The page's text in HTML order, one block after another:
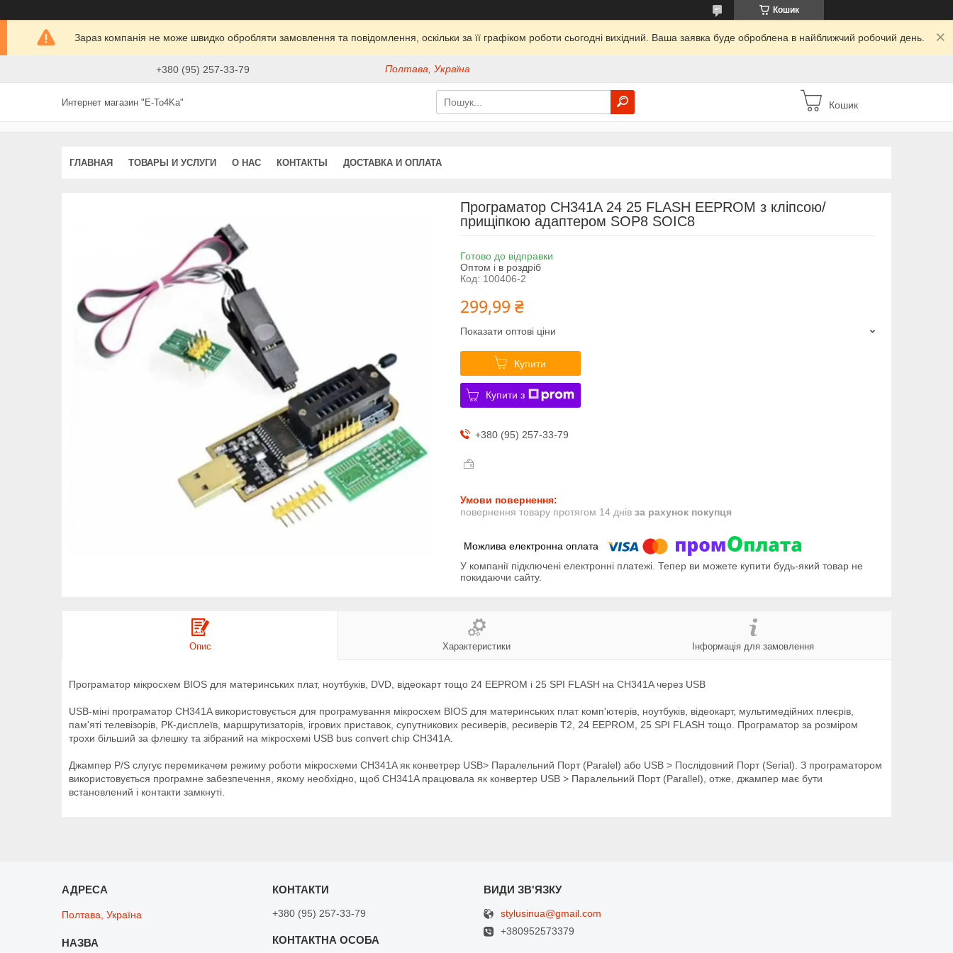
Кошик
Зараз компанія не може швидко обробляти замовлення та повідомлення, оскільки за її графіком роботи сьогодні вихідний. Ваша заявка буде оброблена в найближчий робочий день.
+380 (95) 257-33-79 Полтава, Україна
Интернет магазин "E-To4Ka" Кошик
ГЛАВНАЯ ТОВАРЫ И УСЛУГИ О НАС КОНТАКТЫ ДОСТАВКА И ОПЛАТА
Програматор CH341A 24 25 FLASH EEPROM з кліпсою/
прищіпкою адаптером SOP8 SOIC8
Готово до відправки
Оптом і в роздріб
Код: 100406-2
299,99 ₴
Показати оптові ціни
Купити
Купити з
+380 (95) 257-33-79
повернення товару протягом 14 днів за рахунок покупця
У компанії підключені електронні платежі. Тепер ви можете купити будь-який товар не
покидаючи сайту.
Опис Характеристики Інформація для замовлення
Програматор мікросхем BIOS для материнських плат, ноутбуків, DVD, відеокарт тощо 24 EEPROM і 25 SPI FLASH на CH341A через USB
USB-міні програматор CH341A використовується для програмування мікросхем BIOS для материнських плат комп'ютерів, ноутбуків, відеокарт, мультимедійних плеєрів,
пам'яті телевізорів, РК-дисплеїв, маршрутизаторів, ігрових приставок, супутникових ресиверів, ресиверів T2, 24 EEPROM, 25 SPI FLASH тощо. Програматор за розміром
трохи більший за флешку та зібраний на мікросхемі USB bus convert chip CH341A.
Джампер P/S слугує перемикачем режиму роботи мікросхеми CH341A як конветрер USB> Паралельний Порт (Paralel) або USB > Послідовний Порт (Serial). З програматором
використовується програмне забезпечення, якому необхідно, щоб CH341A працювала як конвертер USB > Паралельний Порт (Parallel), отже, джампер має бути
встановлений і контакти замкнуті.
Полтава, Україна +380 (95) 257-33-79
stylusinua@gmail.com
+380952573379